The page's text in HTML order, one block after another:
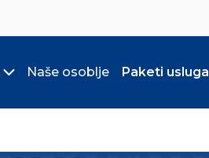
Toggle submenu
Naše osoblje Paketi usluga